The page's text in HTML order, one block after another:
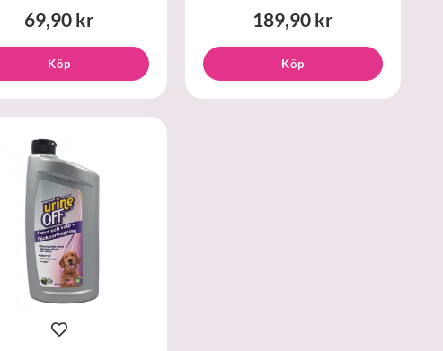
69,90 kr
Köp
189,90 kr
Köp